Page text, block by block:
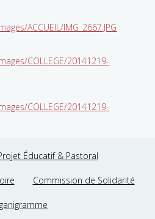
ACCUEIL/IMG_2667.JPG
COLLEGE/20141219-
COLLEGE/20141219-
Éducatif & Pastoral
Commission de Solidarité